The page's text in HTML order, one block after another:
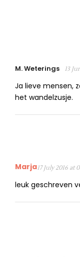
M. Weterings 13
Ja lieve mensen,
het wandelzusje.
Marja17 July 2016 at
leuk geschreven